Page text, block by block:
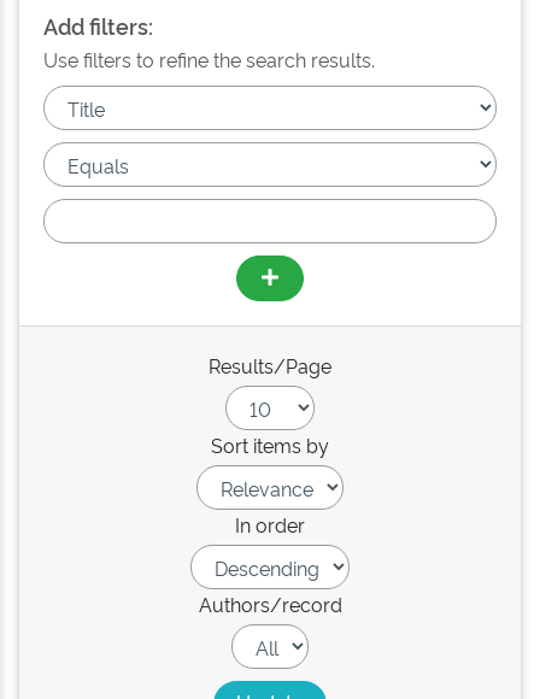
Add filters:
Use filters to refine the search results.
Results/Page
Sort items by
In order
Authors/record